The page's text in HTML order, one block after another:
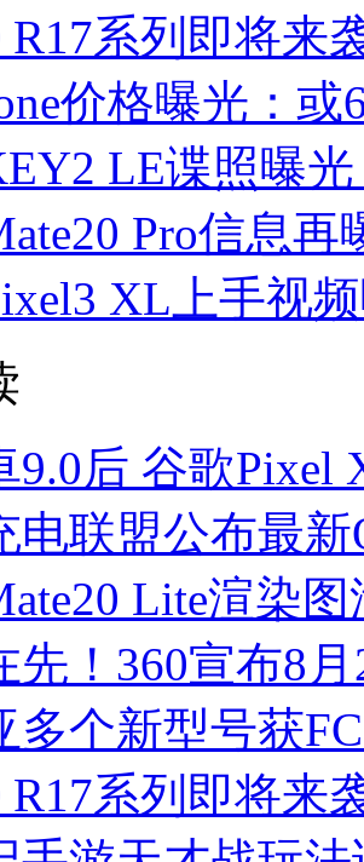
R17系列即将来
价格曝光：或
LE谍照曝
Pro信息
XL上手视
9.0后 谷歌Pixel
电联盟公布最
Lite渲染
先！360宣布8
多个新型号获
R17系列即将来